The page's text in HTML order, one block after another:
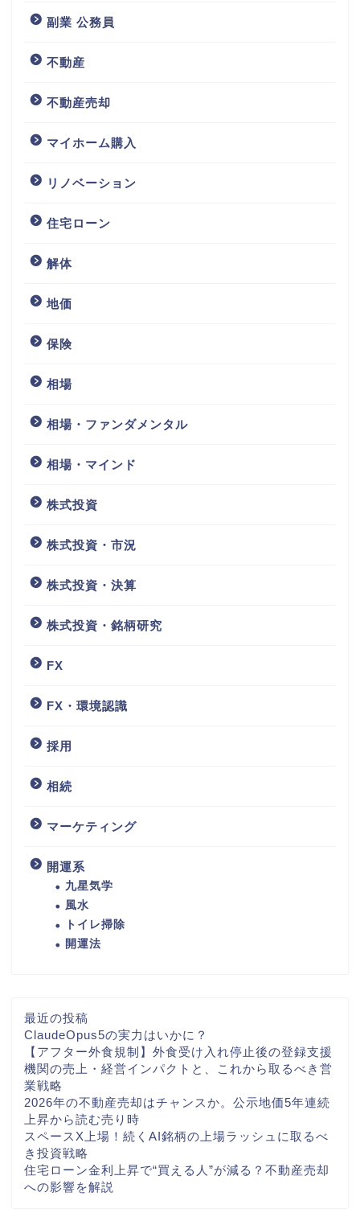
副業 公務員
不動産
不動産売却
マイホーム購入
リノベーション
住宅ローン
解体
地価
保険
相場
相場・ファンダメンタル
相場・マインド
株式投資
株式投資・市況
株式投資・決算
株式投資・銘柄研究
FX
FX・環境認識
採用
相続
マーケティング
開運系
九星気学
風水
トイレ掃除
開運法
最近の投稿
ClaudeOpus5の実力はいかに？
【アフター外食規制】外食受け入れ停止後の登録支援
機関の売上・経営インパクトと、これから取るべき営
業戦略
2026年の不動産売却はチャンスか。公示地価5年連続
上昇から読む売り時
スペースX上場！続くAI銘柄の上場ラッシュに取るべ
き投資戦略
住宅ローン金利上昇で“買える人”が減る？不動産売却
への影響を解説